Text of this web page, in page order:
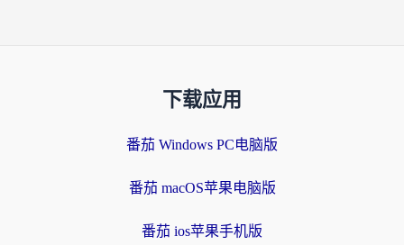
下载应用
番茄 Windows PC电脑版
番茄 macOS苹果电脑版
番茄 ios苹果手机版